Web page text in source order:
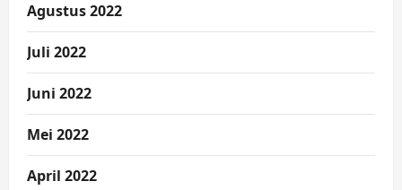
Agustus 2022
Juli 2022
Juni 2022
Mei 2022
April 2022